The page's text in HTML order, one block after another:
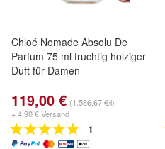
Chloé Nomade Absolu De
Parfum 75 ml fruchtig holziger
Duft für Damen
119,00 € (1.586,67 €/l)
+ 4,90 € Versand
1